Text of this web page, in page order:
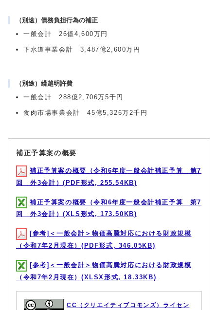
（別途）債務負担行為の補正
一般会計 26億4,600万円
下水道事業会計 3,487億2,600万円
（別途）繰越明許費
一般会計 288億2,706万5千円
食肉市場事業会計 45億5,326万2千円
補正予算案の概要
補正予算案の概要（令和6年度一般会計補正予算 第7
回 外3会計）(PDF形式, 255.54KB)
補正予算案の概要（令和6年度一般会計補正予算 第7
回 外3会計）(XLS形式, 173.50KB)
[参考]＜一般会計＞物価高騰対応における財政規模
（令和7年2月現在）(PDF形式, 346.05KB)
[参考]＜一般会計＞物価高騰対応における財政規模
（令和7年2月現在）(XLSX形式, 18.33KB)
CC（クリエイティブコモンズ）ライセン